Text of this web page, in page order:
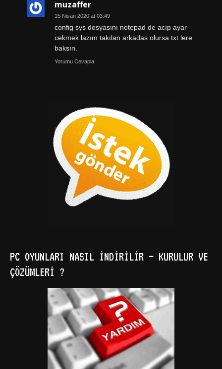
muzaffer
15 Nisan 2020 at 03:49
config sys dosyasını notepad de acıp ayar
cekmek lazım takılan arkadas olursa txt lere
baksın.
Yorumu Cevapla
PC OYUNLARI NASIL İNDIRILIR – KURULUR VE
ÇÖZÜMLERI ?